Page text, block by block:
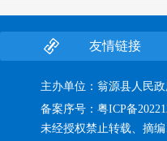
友情链接
主办单位：翁源县人
备案序号： 粤ICP备
未经授权禁止转载、摘